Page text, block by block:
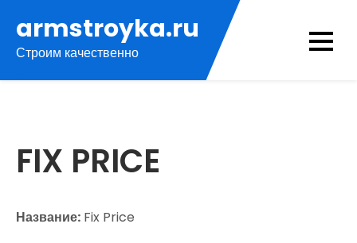
содержимому
armstroyka.ru
Строим качественно
FIX PRICE
Название: Fix Price